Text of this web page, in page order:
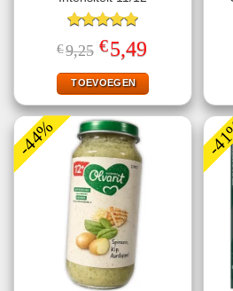
Gewaardeerd
5.00uit 5
€9,25 Oorspronkelijke
prijs
was:
€9,25.
€5,49
is:
€5,49.
TOEVOEGEN
-44% -